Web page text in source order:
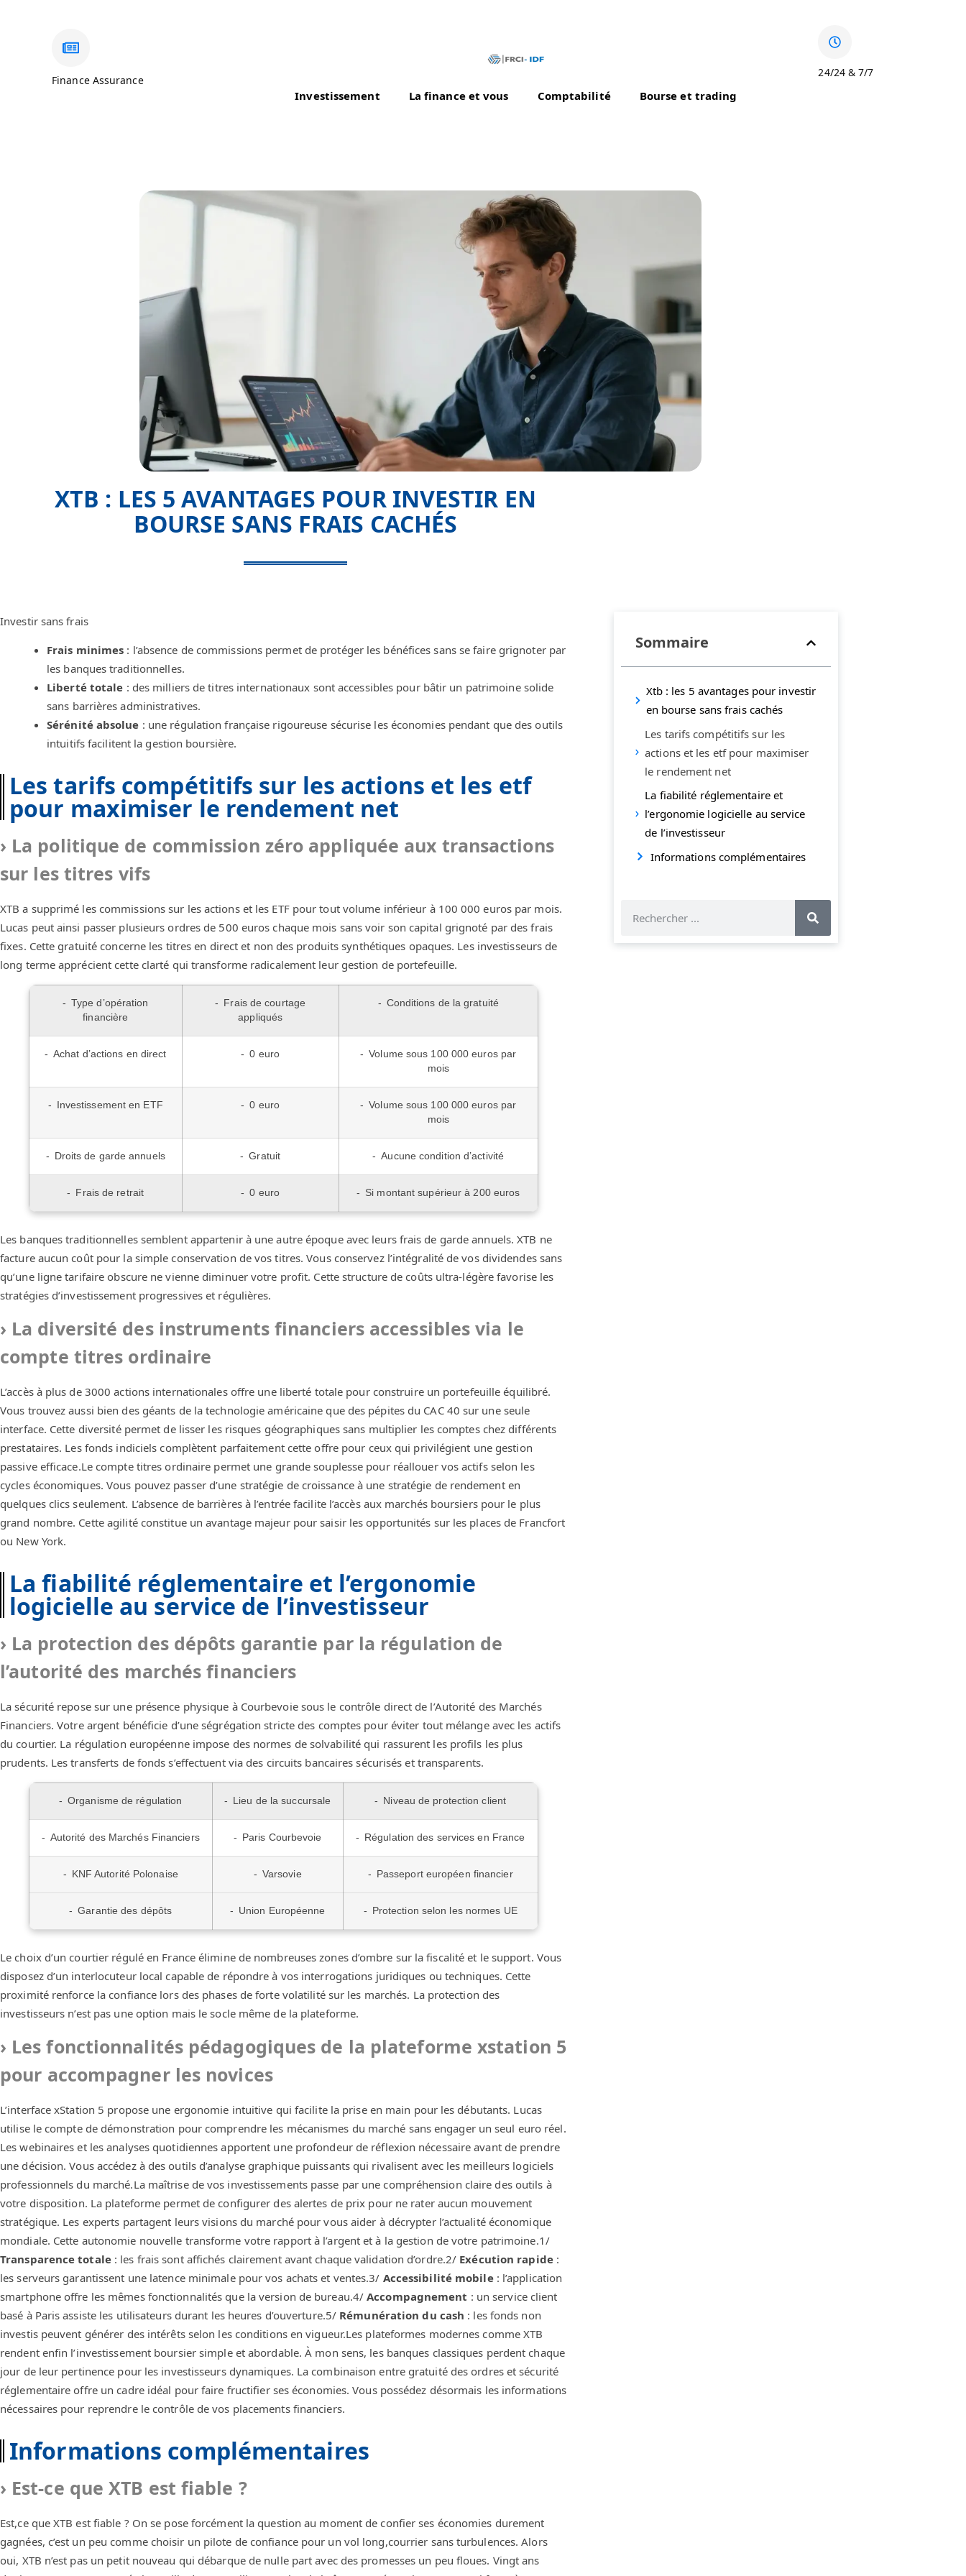
Finance Assurance
Investissement La finance et vous Comptabilité Bourse et trading
24/24 & 7/7
XTB : LES 5 AVANTAGES POUR INVESTIR EN
BOURSE SANS FRAIS CACHÉS
Investir sans frais
Frais minimes : l’absence de commissions permet de protéger les bénéfices sans se faire grignoter par
les banques traditionnelles.
Liberté totale : des milliers de titres internationaux sont accessibles pour bâtir un patrimoine solide
sans barrières administratives.
Sérénité absolue : une régulation française rigoureuse sécurise les économies pendant que des outils
intuitifs facilitent la gestion boursière.
Les tarifs compétitifs sur les actions et les etf
pour maximiser le rendement net
La politique de commission zéro appliquée aux transactions
sur les titres vifs
XTB a supprimé les commissions sur les actions et les ETF pour tout volume inférieur à 100 000 euros par mois.
Lucas peut ainsi passer plusieurs ordres de 500 euros chaque mois sans voir son capital grignoté par des frais
fixes. Cette gratuité concerne les titres en direct et non des produits synthétiques opaques. Les investisseurs de
long terme apprécient cette clarté qui transforme radicalement leur gestion de portefeuille.
Type d’opération
financière
Frais de courtage
appliqués
Conditions de la gratuité
Achat d’actions en direct 0 euro
Volume sous 100 000 euros par
mois
Investissement en ETF 0 euro
Volume sous 100 000 euros par
mois
Droits de garde annuels Gratuit Aucune condition d’activité
Frais de retrait 0 euro Si montant supérieur à 200 euros
Les banques traditionnelles semblent appartenir à une autre époque avec leurs frais de garde annuels. XTB ne
facture aucun coût pour la simple conservation de vos titres. Vous conservez l’intégralité de vos dividendes sans
qu’une ligne tarifaire obscure ne vienne diminuer votre profit. Cette structure de coûts ultra-légère favorise les
stratégies d’investissement progressives et régulières.
La diversité des instruments financiers accessibles via le
compte titres ordinaire
L’accès à plus de 3000 actions internationales offre une liberté totale pour construire un portefeuille équilibré.
Vous trouvez aussi bien des géants de la technologie américaine que des pépites du CAC 40 sur une seule
interface. Cette diversité permet de lisser les risques géographiques sans multiplier les comptes chez différents
prestataires. Les fonds indiciels complètent parfaitement cette offre pour ceux qui privilégient une gestion
passive efficace.Le compte titres ordinaire permet une grande souplesse pour réallouer vos actifs selon les
cycles économiques. Vous pouvez passer d’une stratégie de croissance à une stratégie de rendement en
quelques clics seulement. L’absence de barrières à l’entrée facilite l’accès aux marchés boursiers pour le plus
grand nombre. Cette agilité constitue un avantage majeur pour saisir les opportunités sur les places de Francfort
ou New York.
La fiabilité réglementaire et l’ergonomie
logicielle au service de l’investisseur
La protection des dépôts garantie par la régulation de
l’autorité des marchés financiers
La sécurité repose sur une présence physique à Courbevoie sous le contrôle direct de l’Autorité des Marchés
Financiers. Votre argent bénéficie d’une ségrégation stricte des comptes pour éviter tout mélange avec les actifs
du courtier. La régulation européenne impose des normes de solvabilité qui rassurent les profils les plus
prudents. Les transferts de fonds s’effectuent via des circuits bancaires sécurisés et transparents.
Organisme de régulation Lieu de la succursale Niveau de protection client
Autorité des Marchés Financiers Paris Courbevoie Régulation des services en France
KNF Autorité Polonaise Varsovie Passeport européen financier
Garantie des dépôts Union Européenne Protection selon les normes UE
Le choix d’un courtier régulé en France élimine de nombreuses zones d’ombre sur la fiscalité et le support. Vous
disposez d’un interlocuteur local capable de répondre à vos interrogations juridiques ou techniques. Cette
proximité renforce la confiance lors des phases de forte volatilité sur les marchés. La protection des
investisseurs n’est pas une option mais le socle même de la plateforme.
Les fonctionnalités pédagogiques de la plateforme xstation 5
pour accompagner les novices
L’interface xStation 5 propose une ergonomie intuitive qui facilite la prise en main pour les débutants. Lucas
utilise le compte de démonstration pour comprendre les mécanismes du marché sans engager un seul euro réel.
Les webinaires et les analyses quotidiennes apportent une profondeur de réflexion nécessaire avant de prendre
une décision. Vous accédez à des outils d’analyse graphique puissants qui rivalisent avec les meilleurs logiciels
professionnels du marché.La maîtrise de vos investissements passe par une compréhension claire des outils à
votre disposition. La plateforme permet de configurer des alertes de prix pour ne rater aucun mouvement
stratégique. Les experts partagent leurs visions du marché pour vous aider à décrypter l’actualité économique
mondiale. Cette autonomie nouvelle transforme votre rapport à l’argent et à la gestion de votre patrimoine.1/
Transparence totale: les frais sont affichés clairement avant chaque validation d’ordre.2/ Exécution rapide:
les serveurs garantissent une latence minimale pour vos achats et ventes.3/ Accessibilité mobile: l’application
smartphone offre les mêmes fonctionnalités que la version de bureau.4/Accompagnement : un service client
basé à Paris assiste les utilisateurs durant les heures d’ouverture.5/ Rémunération du cash : les fonds non
investis peuvent générer des intérêts selon les conditions en vigueur.Les plateformes modernes comme XTB
rendent enfin l’investissement boursier simple et abordable. À mon sens, les banques classiques perdent chaque
jour de leur pertinence pour les investisseurs dynamiques. La combinaison entre gratuité des ordres et sécurité
réglementaire offre un cadre idéal pour faire fructifier ses économies. Vous possédez désormais les informations
nécessaires pour reprendre le contrôle de vos placements financiers.
Informations complémentaires
Est-ce que XTB est fiable ?
Est,ce que XTB est fiable ? On se pose forcément la question au moment de confier ses économies durement
gagnées, c’est un peu comme choisir un pilote de confiance pour un vol long,courrier sans turbulences. Alors
oui, XTB n’est pas un petit nouveau qui débarque de nulle part avec des promesses un peu floues. Vingt ans
Sommaire
Xtb : les 5 avantages pour investir
en bourse sans frais cachés
Les tarifs compétitifs sur les
actions et les etf pour maximiser
le rendement net
La fiabilité réglementaire et
l’ergonomie logicielle au service
de l’investisseur
Informations complémentaires